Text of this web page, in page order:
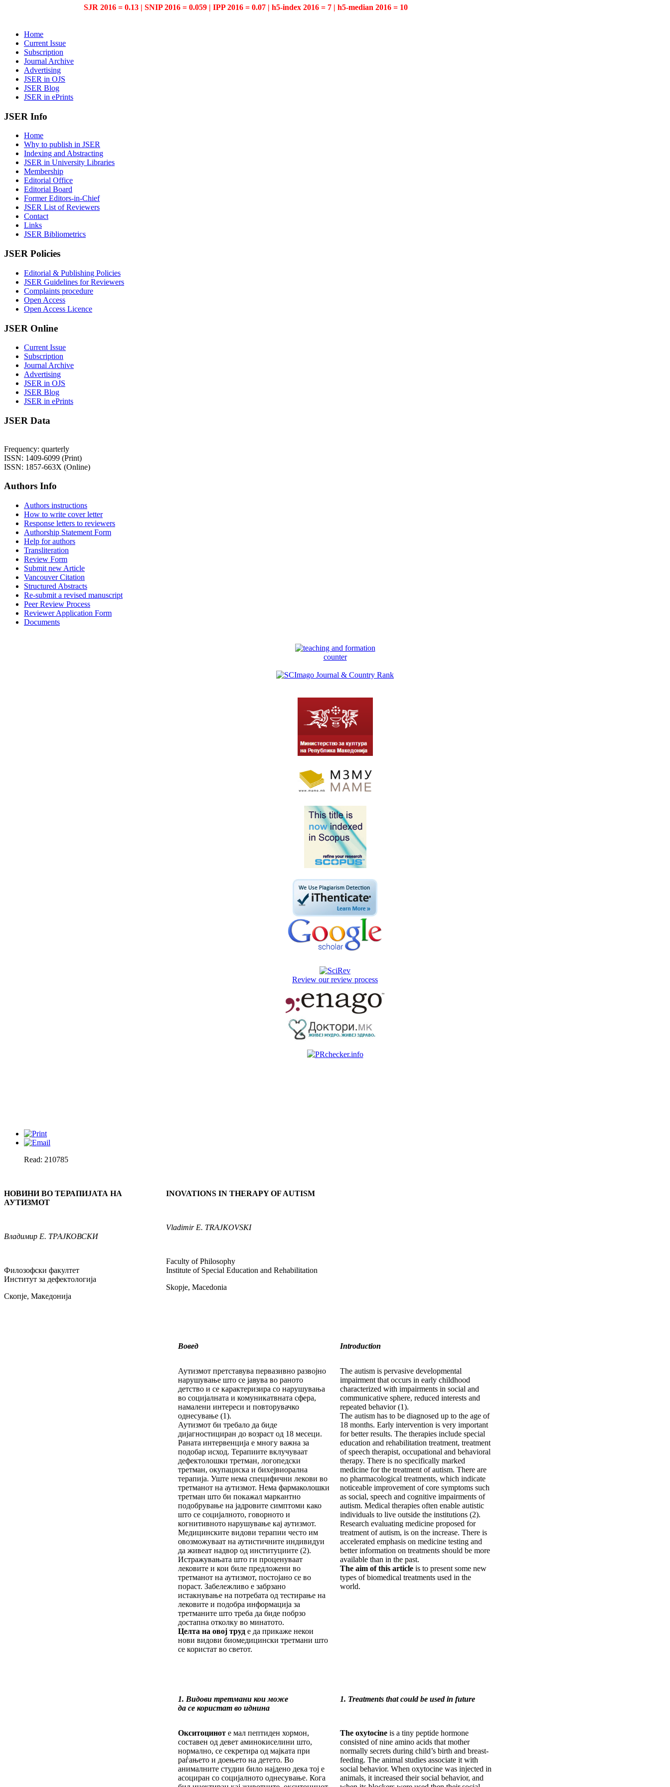
SJR 2016 = 0.13 | SNIP 2016 = 0.059 | IPP 2016 = 0.07 | h5-index 2016 = 7 | h5-median 2016 = 10
Home
Current Issue
Subscription
Journal Archive
Advertising
JSER in OJS
JSER Blog
JSER in ePrints
JSER Info
Home
Why to publish in JSER
Indexing and Abstracting
JSER in University Libraries
Membership
Editorial Office
Editorial Board
Former Editors-in-Chief
JSER List of Reviewers
Contact
Links
JSER Bibliometrics
JSER Policies
Editorial & Publishing Policies
JSER Guidelines for Reviewers
Complaints procedure
Open Access
Open Access Licence
JSER Online
Current Issue
Subscription
Journal Archive
Advertising
JSER in OJS
JSER Blog
JSER in ePrints
JSER Data
Frequency: quarterly
ISSN: 1409-6099 (Print)
ISSN: 1857-663X (Online)
Authors Info
Authors instructions
How to write cover letter
Response letters to reviewers
Authorship Statement Form
Help for authors
Transliteration
Review Form
Submit new Article
Vancouver Citation
Structured Abstracts
Re-submit a revised manuscript
Peer Review Process
Reviewer Application Form
Documents
counter
Review our review process
Read: 210785
НОВИНИ ВО ТЕРАПИЈАТА НА
АУТИЗМОТ
Владимир Е. ТРАЈКОВСКИ
Филозофски факултет
Институт за дефектологија
Скопје, Македонија
INOVATIONS IN THERAPY OF AUTISM
Vladimir E. TRAJKOVSKI
Faculty of Philosophy
Institute of Special Education and Rehabilitation
Skopje, Macedonia
Вовед Introduction
Аутизмот претставува первазивно развојно
нарушување што се јавува во раното
детство и се карактеризира со нарушувања
во социјалната и комуникатвната сфера,
намалени интереси и повторувачко
однесување (1).
Аутизмот би требало да биде
дијагностициран до возраст од 18 месеци.
Раната интервенција е многу важна за
подобар исход. Терапиите вклучуваат
дефектолошки третман, логопедски
третман, окупациска и бихејвиорална
терапија. Уште нема специфични лекови во
третманот на аутизмот. Нема фармаколошки
третман што би покажал маркантно
подобрување на јадровите симптоми како
што се социјалното, говорното и
когнитивното нарушување кај аутизмот.
Медицинските видови терапии често им
овозможуваат на аутистичните индивидуи
да живеат надвор од институциите (2).
Истражувањата што ги проценуваат
лековите и кои биле предложени во
третманот на аутизмот, постојано се во
пораст. Забележливо е забрзано
истакнување на потребата од тестирање на
лековите и подобра информација за
третманите што треба да биде побрзо
достапна отколку во минатото.
Целта на овој труде да прикаже некои
нови видови биомедицински третмани што
се користат во светот.
The autism is pervasive developmental
impairment that occurs in early childhood
characterized with impairments in social and
communicative sphere, reduced interests and
repeated behavior (1).
The autism has to be diagnosed up to the age of
18 months. Early intervention is very important
for better results. The therapies include special
education and rehabilitation treatment, treatment
of speech therapist, occupational and behavioral
therapy. There is no specifically marked
medicine for the treatment of autism. There are
no pharmacological treatments, which indicate
noticeable improvement of core symptoms such
as social, speech and cognitive impairments of
autism. Medical therapies often enable autistic
individuals to live outside the institutions (2).
Research evaluating medicine proposed for
treatment of autism, is on the increase. There is
accelerated emphasis on medicine testing and
better information on treatments should be more
available than in the past.
The aim of this articleis to present some new
types of biomedical treatments used in the
world.
1. Видови третмани кои може
да се користат во иднина
1. Treatments that could be used in future
Окситоциноте мал пептиден хормон,
составен од девет аминокиселини што,
нормално, се секретира од мајката при
раѓањето и доењето на детето. Во
анималните студии било најдено дека тој е
асоциран со социјалното однесување. Кога
The oxytocine is a tiny peptide hormone
consisted of nine amino acids that mother
normally secrets during child’s birth and breast-
feeding. The animal studies associate it with
social behavior. When oxytocine was injected in
animals, it increased their social behavior, and